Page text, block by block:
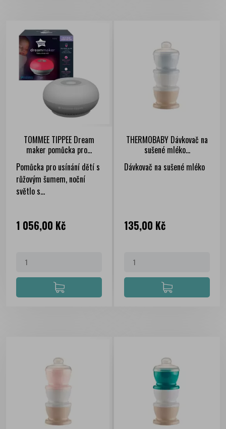
TOMMEE TIPPEE Dream
maker pomůcka pro...
Pomůcka pro usínání dětí s
růžovým šumem, noční
světlo s...
Cena
1 056,00 Kč
THERMOBABY Dávkovač na
sušené mléko...
Dávkovač na sušené mléko
Cena
135,00 Kč